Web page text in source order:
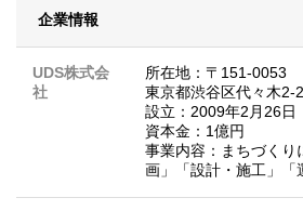
企業情報
UDS株式会
社
所在地：〒151-0053
東京都渋谷区代々木2-
設立：2009年2月26日
資本金：1億円
事業内容：まちづくり
画」「設計・施工」「